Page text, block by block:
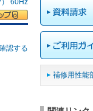
60Hz
認する
補修用性能